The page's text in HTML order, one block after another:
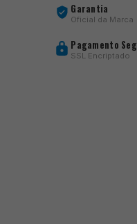
Garantia
Oficial da Marca
Pagamento
SSL Encriptado